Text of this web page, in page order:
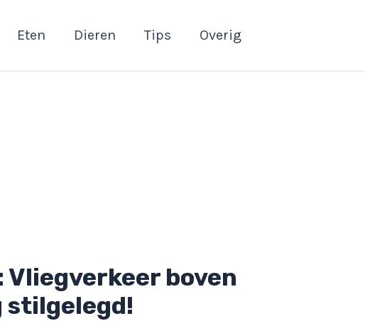
Eten Dieren Tips Overig
boven
stilgelegd!